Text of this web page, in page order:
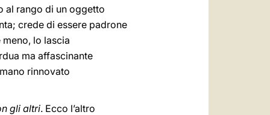
al rango di un oggetto
crede di essere padrone
lo lascia
ma affascinante
rinnovato
gli altri. Ecco l’altro